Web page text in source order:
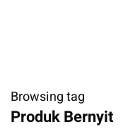
Browsing tag
Produk Bernyit